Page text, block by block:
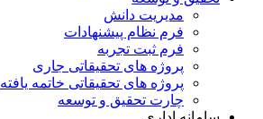
مدیریت دانش
فرم نظام پیشنهادات
فرم ثبت تجربه
پروژه های تحقیقاتی جاری
پروژه های تحقیقاتی خاتمه یافته
چارت تحقیق و توسعه